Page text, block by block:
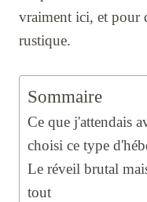
vraiment ici, et pour
rustique.
Sommaire
Ce que j'attendais
choisi ce type
Le réveil brutal
tout